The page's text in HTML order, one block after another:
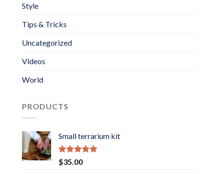
Style
Tips & Tricks
Uncategorized
Videos
World
PRODUCTS
Small terrarium kit
Rated5.00
out of 5
$35.00